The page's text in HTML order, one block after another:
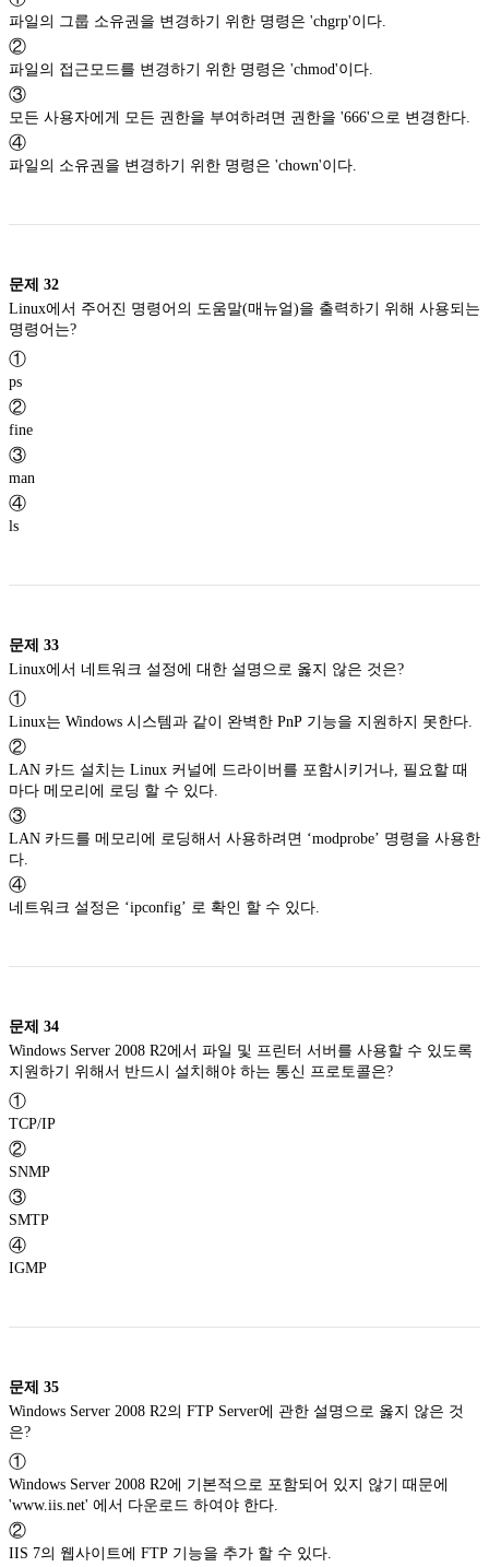
파일의 그룹 소유권을 변경하기 위한 명령은 'chgrp'이다.
②
파일의 접근모드를 변경하기 위한 명령은 'chmod'이다.
③
모든 사용자에게 모든 권한을 부여하려면 권한을 '666'으로 변경한다.
④
파일의 소유권을 변경하기 위한 명령은 'chown'이다.
문제 32
Linux에서 주어진 명령어의 도움말(매뉴얼)을 출력하기 위해 사용되는
①
ps
②
fine
③
man
④
ls
문제 33
①
Linux는 Windows 시스템과 같이 완벽한 PnP 기능을 지원하지 못한다.
②
LAN 카드 설치는 Linux 커널에 드라이버를 포함시키거나, 필요할 때
마다 메모리에 로딩 할 수 있다.
③
LAN 카드를 메모리에 로딩해서 사용하려면 ‘modprobe’ 명령을 사용한
다.
④
네트워크 설정은 ‘ipconfig’ 로 확인 할 수 있다.
문제 34
Windows Server 2008 R2에서 파일 및 프린터 서버를 사용할 수 있도록
①
TCP/IP
②
SNMP
③
SMTP
④
IGMP
문제 35
Windows Server 2008 R2의 FTP Server에 관한 설명으로 옳지 않은 것
①
Windows Server 2008 R2에 기본적으로 포함되어 있지 않기 때문에
'www.iis.net' 에서 다운로드 하여야 한다.
②
IIS 7의 웹사이트에 FTP 기능을 추가 할 수 있다.